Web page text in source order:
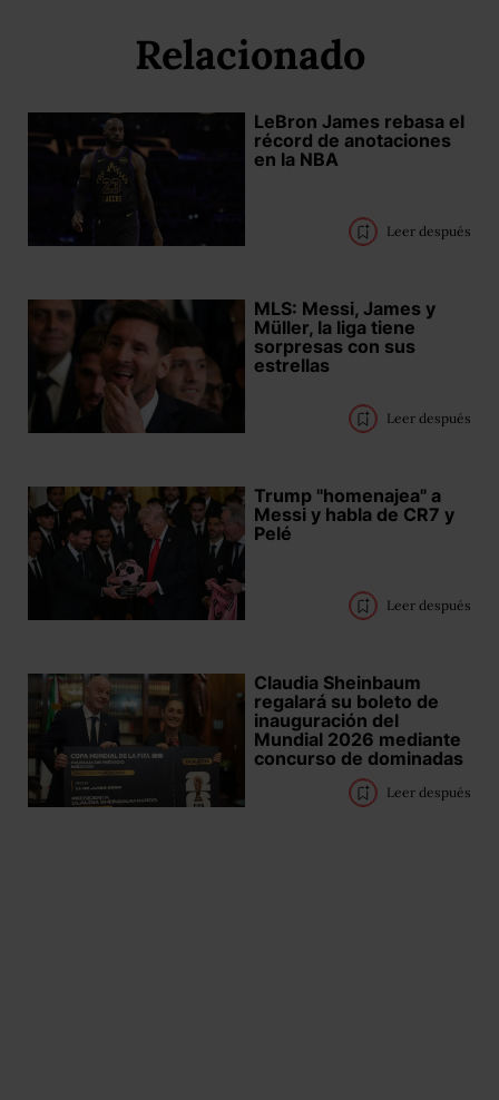
Relacionado
LeBron James rebasa el
récord de anotaciones
en la NBA
Leer después
MLS: Messi, James y
Müller, la liga tiene
sorpresas con sus
estrellas
Leer después
Trump "homenajea" a
Messi y habla de CR7 y
Pelé
Leer después
Claudia Sheinbaum
regalará su boleto de
inauguración del
Mundial 2026 mediante
concurso de dominadas
Leer después